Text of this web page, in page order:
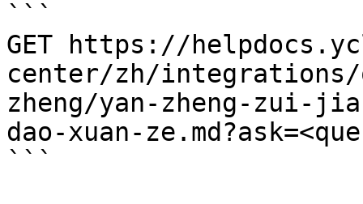
```
GET https://
center/zh/
zheng/yan-zheng-zui-
dao-xuan-
```